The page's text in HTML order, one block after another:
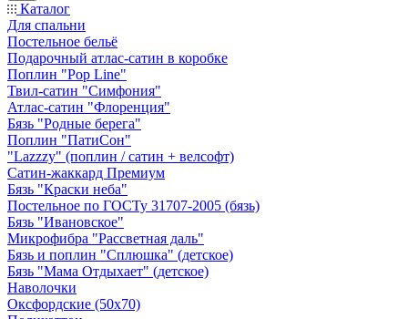
Каталог
Для спальни
Постельное бельё
Подарочный атлас-сатин в коробке
Поплин "Pop Line"
Твил-сатин "Симфония"
Атлас-сатин "Флоренция"
Бязь "Родные берега"
Поплин "ПатиСон"
"Lazzzy" (поплин / сатин + велсофт)
Сатин-жаккард Премиум
Бязь "Краски неба"
Постельное по ГОСТу 31707-2005 (бязь)
Бязь "Ивановское"
Микрофибра "Рассветная даль"
Бязь и поплин "Сплюшка" (детское)
Бязь "Мама Отдыхает" (детское)
Наволочки
Оксфордские (50х70)